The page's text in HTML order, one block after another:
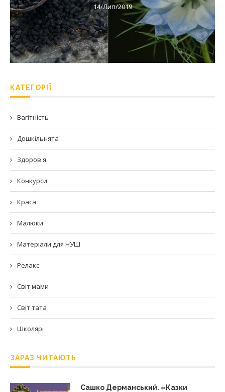
14/Лип/2019
КАТЕГОРІЇ
Вагітність
Дошкільнята
Здоров'я
Конкурси
Краса
Малюки
Матеріали для НУШ
Релакс
Світ мами
Світ тата
Школярі
ЗАРАЗ ЧИТАЮТЬ
Сашко Дерманський. «Казки